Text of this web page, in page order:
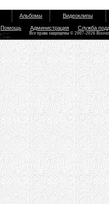
Альбомы Видеоклипы
Помощь Администрация Служба
Все права защищены © 2007-2026